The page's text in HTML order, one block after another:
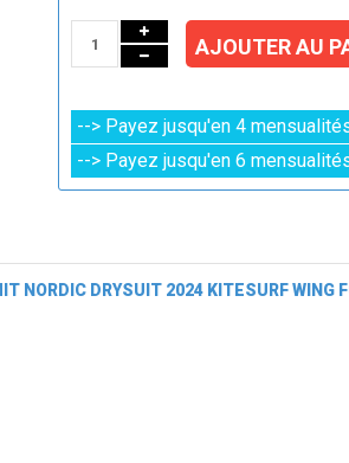
AJOUTER AU
--> Payez jusqu'en 4
--> Payez jusqu'en 6
NORDIC DRYSUIT 2024 KITESURF WING